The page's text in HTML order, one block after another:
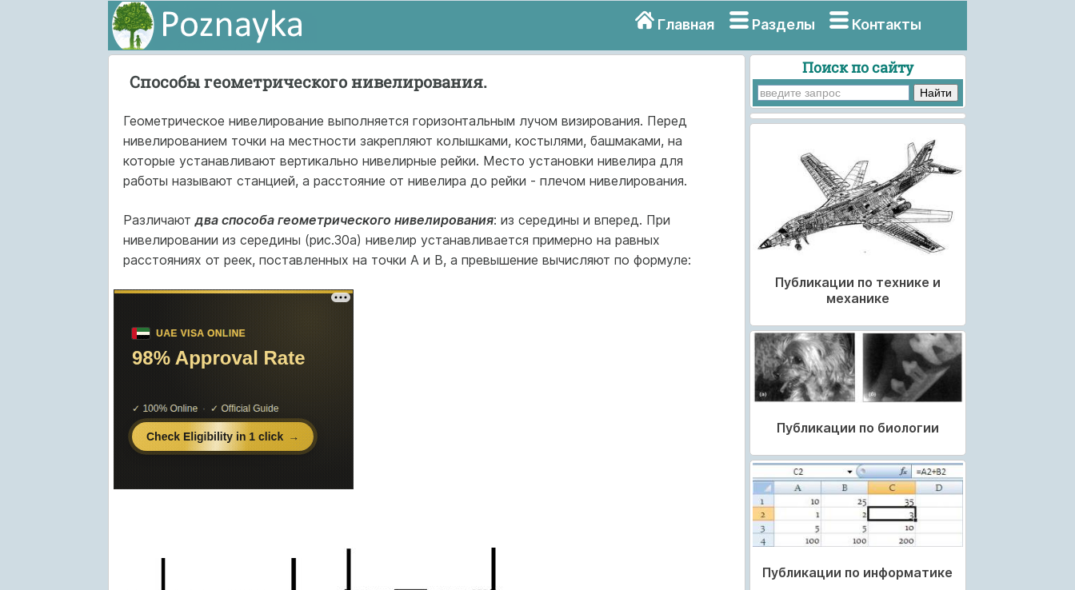
Главная Разделы Контакты
Способы геометрического нивелирования.
Геометрическое нивелирование выполняется горизонтальным лучом визирования. Перед
нивелированием точки на местности закрепляют колышками, костылями, башмаками, на
которые устанавливают вертикально нивелирные рейки. Место установки нивелира для
работы называют станцией, а расстояние от нивелира до рейки - плечом нивелирования.
Различаютдва способа геометрического нивелирования: из середины и вперед. При
нивелировании из середины (рис.30а) нивелир устанавливается примерно на равных
расстояниях от реек, поставленных на точки А и В, а превышение вычисляют по формуле:
Поиск по сайту
Публикации по технике и
механике
Публикации по биологии
Публикации по информатике